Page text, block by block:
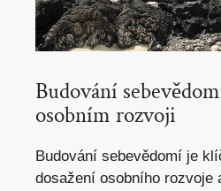
Budování
osobním rozvoji
Budování sebevědomí je
dosažení osobního rozvoje